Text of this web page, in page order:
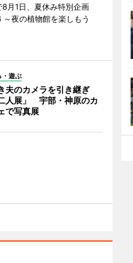
8月1日、夏休み特別企画
～夜の植物館を楽しもう
・遊ぶ
夫のカメラを引き継ぎ
二人展」 宇部・神原のカ
で写真展